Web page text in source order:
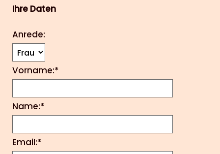
Ihre Daten
Anrede:
Vorname:*
Name:*
Email:*